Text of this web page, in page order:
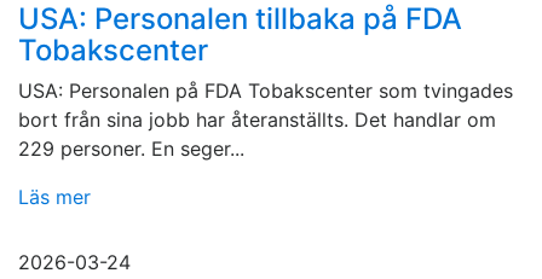
USA: Personalen tillbaka på FDA
Tobakscenter
USA: Personalen på FDA Tobakscenter som tvingades
bort från sina jobb har återanställts. Det handlar om
229 personer. En seger...
Läs mer
2026-03-24